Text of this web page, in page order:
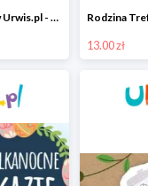
Playmobil City Life w Urwis.pl - wybrane produkty -20%
13.00 zł